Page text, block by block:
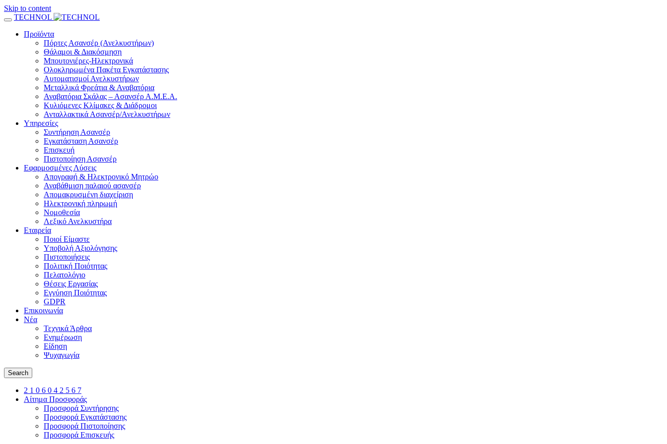
Skip to content
TECHNOL
Προϊόντα
Πόρτες Ασανσέρ (Ανελκυστήρων)
Θάλαμοι & Διακόσμηση
Μπουτονιέρες-Ηλεκτρονικά
Ολοκληρωμένα Πακέτα Εγκατάστασης
Αυτοματισμοί Ανελκυστήρων
Μεταλλικά Φρεάτια & Αναβατόρια
Αναβατόρια Σκάλας – Ασανσέρ Α.Μ.Ε.Α.
Κυλιόμενες Κλίμακες & Διάδρομοι
Ανταλλακτικά Ασανσέρ/Ανελκυστήρων
Υπηρεσίες
Συντήρηση Ασανσέρ
Εγκατάσταση Ασανσέρ
Επισκευή
Πιστοποίηση Ασανσέρ
Εφαρμοσμένες Λύσεις
Απογραφή & Ηλεκτρονικό Μητρώο
Αναβάθμιση παλαιού ασανσέρ
Απομακρυσμένη διαχείριση
Ηλεκτρονική πληρωμή
Νομοθεσία
Λεξικό Ανελκυστήρα
Εταιρεία
Ποιοί Είμαστε
Υποβολή Αξιολόγησης
Πιστοποιήσεις
Πολιτική Ποιότητας
Πελατολόγιο
Θέσεις Εργασίας
Εγγύηση Ποιότητας
GDPR
Επικοινωνία
Νέα
Τεχνικά Άρθρα
Ενημέρωση
Είδηση
Ψυχαγωγία
Search
2 1 0 6 0 4 2 5 6 7
Αίτημα Προσφοράς
Προσφορά Συντήρησης
Προσφορά Εγκατάστασης
Προσφορά Πιστοποίησης
Προσφορά Επισκευής